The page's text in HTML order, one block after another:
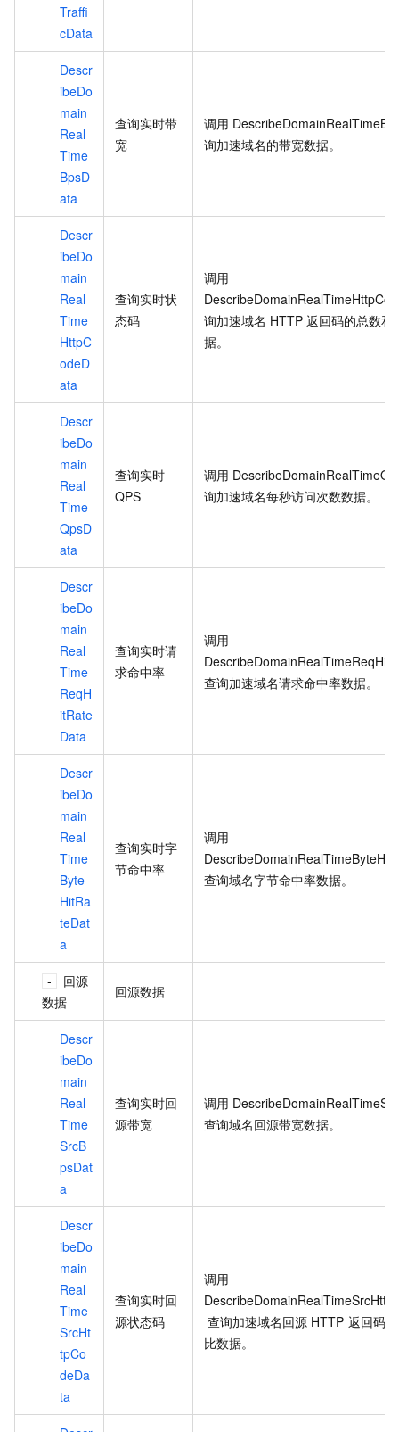
Traffi
cData
Descr
ibeDo
main
Real
Time
BpsD
ata
查询实时带
宽
调用
询加速域名的带宽数据。
Descr
ibeDo
main
Real
Time
HttpC
odeD
ata
查询实时状
态码
调用
询加速域名 HTTP 返回码的总数和
据。
Descr
ibeDo
main
Real
Time
QpsD
ata
查询实时
QPS
调用
询加速域名每秒访问次数数据。
Descr
ibeDo
main
Real
Time
ReqH
itRate
Data
查询实时请
求命中率
调用
查询加速域名请求命中率数据。
Descr
ibeDo
main
Real
Time
Byte
HitRa
teDat
a
查询实时字
节命中率
调用
查询域名字节命中率数据。
回源
数据
回源数据
Descr
ibeDo
main
Real
Time
SrcB
psDat
a
查询实时回
源带宽
调用
查询域名回源带宽数据。
Descr
ibeDo
main
Real
Time
SrcHt
tpCo
deDa
ta
查询实时回
源状态码
调用
查询加速域名回源 HTTP 返回码
比数据。